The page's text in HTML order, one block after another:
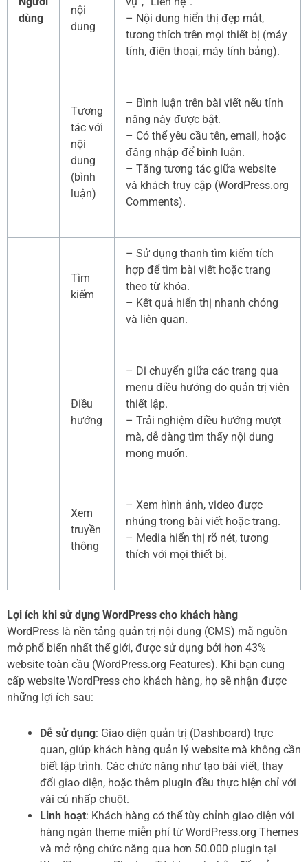
dùng
nội
dung
– Nội dung hiển thị đẹp mắt,
tương thích trên mọi thiết bị (máy
tính, điện thoại, máy tính bảng).
Tương
tác với
nội
dung
(bình
luận)
– Bình luận trên bài viết nếu tính
năng này được bật.
– Có thể yêu cầu tên, email, hoặc
đăng nhập để bình luận.
– Tăng tương tác giữa website
và khách truy cập (WordPress.org
Comments).
Tìm
kiếm
– Sử dụng thanh tìm kiếm tích
hợp để tìm bài viết hoặc trang
theo từ khóa.
– Kết quả hiển thị nhanh chóng
và liên quan.
Điều
hướng
– Di chuyển giữa các trang qua
menu điều hướng do quản trị viên
thiết lập.
– Trải nghiệm điều hướng mượt
mà, dễ dàng tìm thấy nội dung
mong muốn.
Xem
truyền
thông
– Xem hình ảnh, video được
nhúng trong bài viết hoặc trang.
– Media hiển thị rõ nét, tương
thích với mọi thiết bị.
Lợi ích khi sử dụng WordPress cho khách hàng
WordPress là nền tảng quản trị nội dung (CMS) mã nguồn
mở phổ biến nhất thế giới, được sử dụng bởi hơn 43%
website toàn cầu (WordPress.org Features). Khi bạn cung
cấp website WordPress cho khách hàng, họ sẽ nhận được
những lợi ích sau:
Dễ sử dụng: Giao diện quản trị (Dashboard) trực
quan, giúp khách hàng quản lý website mà không cần
biết lập trình. Các chức năng như tạo bài viết, thay
đổi giao diện, hoặc thêm plugin đều thực hiện chỉ với
vài cú nhấp chuột.
Linh hoạt: Khách hàng có thể tùy chỉnh giao diện với
hàng ngàn theme miễn phí từ WordPress.org Themes
và mở rộng chức năng qua hơn 50.000 plugin tại